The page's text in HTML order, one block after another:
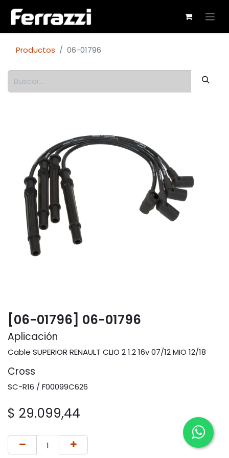
Productos 06-01796
[06-01796] 06-01796
Aplicación
Cable SUPERIOR RENAULT CLIO 2 1.2 16v 07/12 MIO 12/18
Cross
SC-R16 / F00099C626
$ 29.099,44